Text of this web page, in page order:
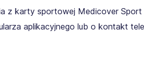
z karty sportowej Medicover Sport
aplikacyjnego lub o kontakt